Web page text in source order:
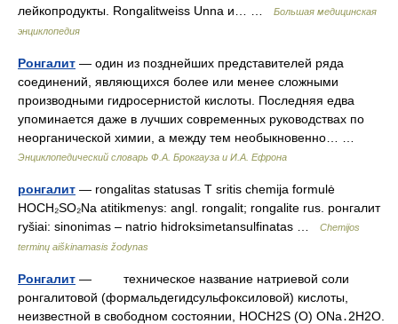
лейкопродукты. Rongalitweiss Unna и… …
Большая медицинская
энциклопедия
Ронгалит — один из позднейших представителей ряда
соединений, являющихся более или менее сложными
производными гидросернистой кислоты. Последняя едва
упоминается даже в лучших современных руководствах по
неорганической химии, а между тем необыкновенно… …
Энциклопедический словарь Ф.А. Брокгауза и И.А. Ефрона
ронгалит — rongalitas statusas T sritis chemija formulė
HOCH₂SO₂Na atitikmenys: angl. rongalit; rongalite rus. ронгалит
ryšiai: sinonimas – natrio hidroksimetansulfinatas …
Chemijos
terminų aiškinamasis žodynas
Ронгалит — техническое название натриевой соли
ронгалитовой (формальдегидсульфоксиловой) кислоты,
неизвестной в свободном состоянии, HOCH2S (O) ONa․2H2О.